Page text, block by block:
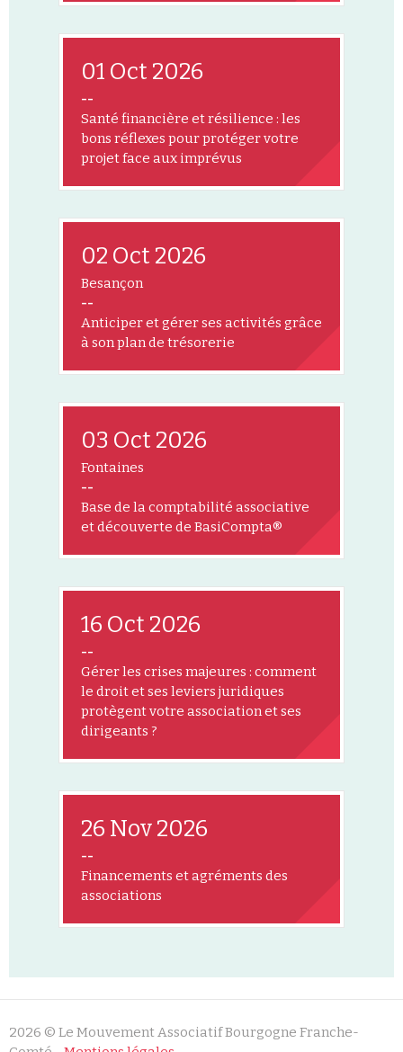
01 Oct 2026
--
Santé financière et résilience : les
bons réflexes pour protéger votre
projet face aux imprévus
02 Oct 2026
Besançon
--
Anticiper et gérer ses activités grâce
à son plan de trésorerie
03 Oct 2026
Fontaines
--
Base de la comptabilité associative
et découverte de BasiCompta®
16 Oct 2026
--
Gérer les crises majeures : comment
le droit et ses leviers juridiques
protègent votre association et ses
dirigeants ?
26 Nov 2026
--
Financements et agréments des
associations
2026 © Le Mouvement Associatif Bourgogne Franche-